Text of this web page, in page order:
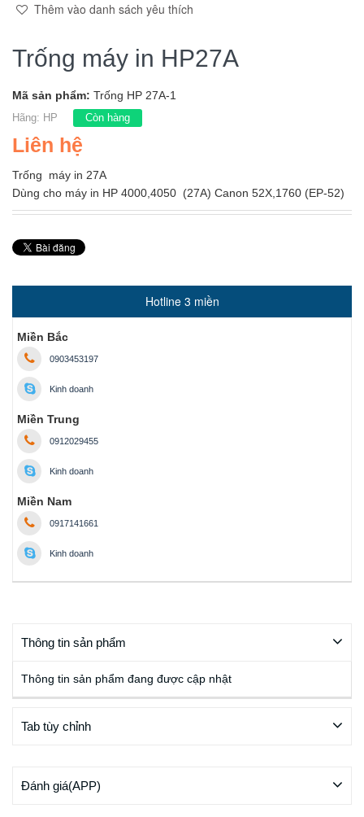
Thêm vào danh sách yêu thích
Trống máy in HP27A
Mã sản phẩm: Trống HP 27A-1
Hãng: HP Còn hàng
Liên hệ
Trống máy in 27A
Dùng cho máy in HP 4000,4050 (27A) Canon 52X,1760 (EP-52)
Hotline 3 miền
Miền Bắc
0903453197
Kinh doanh
Miền Trung
0912029455
Kinh doanh
Miền Nam
0917141661
Kinh doanh
Thông tin sản phẩm
Thông tin sản phẩm đang được cập nhật
Tab tùy chỉnh
Đánh giá(APP)